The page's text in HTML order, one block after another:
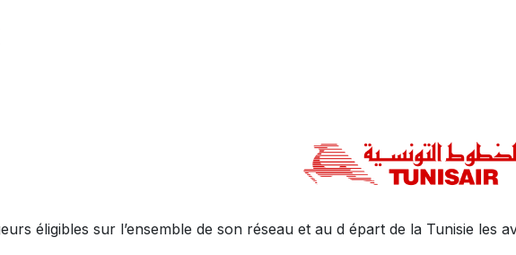
éligibles sur l’ensemble de son réseau et au d épart de la Tunisie les